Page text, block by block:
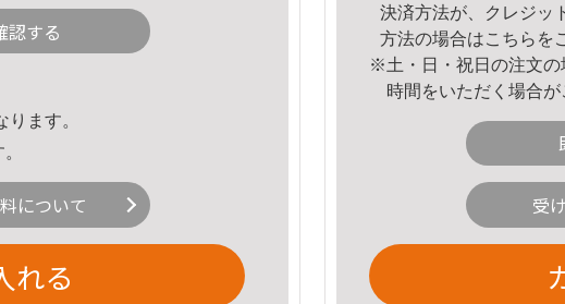
認する
ます。
について
れる
決済方法が、クレジッ
方法の場合はこちら を
※土・日・祝日の注文の
時間をいただく場合が
受